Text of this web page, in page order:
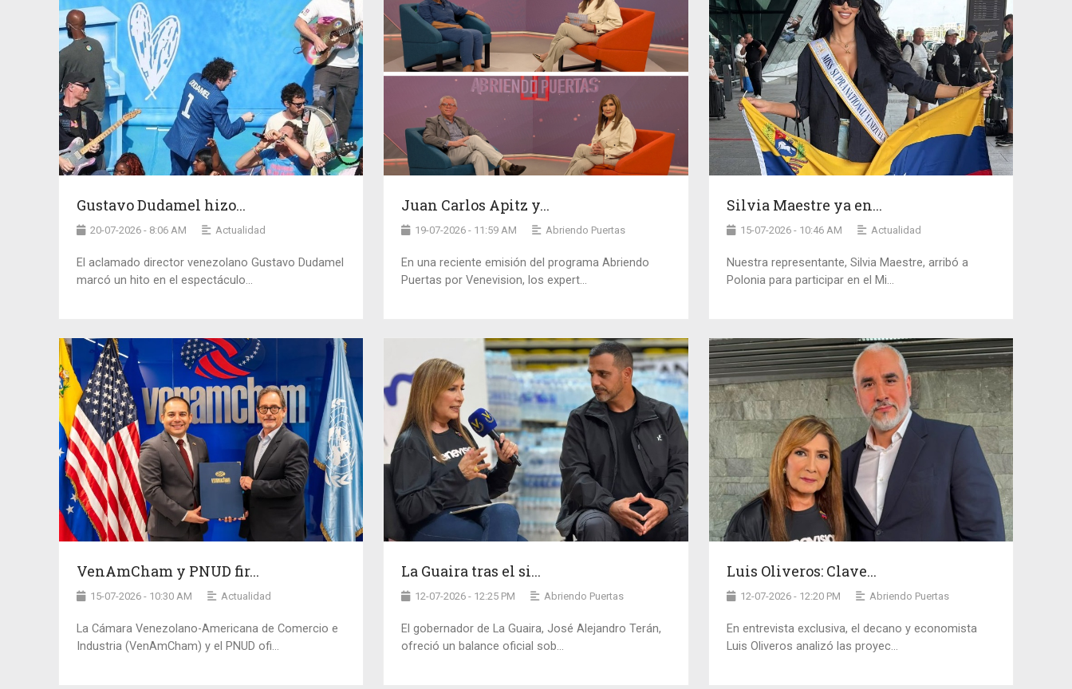
Gustavo Dudamel hizo...
20-07-2026 - 8:06 AM Actualidad
El aclamado director venezolano Gustavo Dudamel
marcó un hito en el espectáculo...
Juan Carlos Apitz y...
19-07-2026 - 11:59 AM Abriendo Puertas
En una reciente emisión del programa Abriendo
Puertas por Venevision, los expert...
Silvia Maestre ya en...
15-07-2026 - 10:46 AM Actualidad
Nuestra representante, Silvia Maestre, arribó a
Polonia para participar en el Mi...
VenAmCham y PNUD fir...
15-07-2026 - 10:30 AM Actualidad
La Cámara Venezolano-Americana de Comercio e
Industria (VenAmCham) y el PNUD ofi...
La Guaira tras el si...
12-07-2026 - 12:25 PM Abriendo Puertas
El gobernador de La Guaira, José Alejandro Terán,
ofreció un balance oficial sob...
Luis Oliveros: Clave...
12-07-2026 - 12:20 PM Abriendo Puertas
En entrevista exclusiva, el decano y economista
Luis Oliveros analizó las proyec...